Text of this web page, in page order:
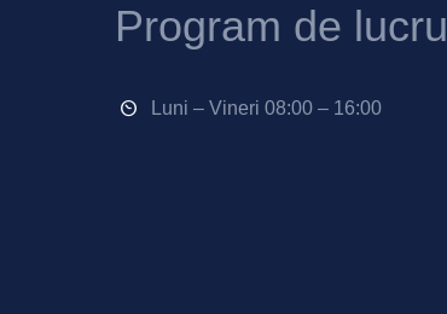
Program de lucru
Luni – Vineri 08:00 – 16:00